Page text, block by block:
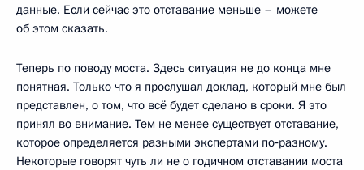
данные. Если сейчас это отставание меньше – можете
об этом сказать.
Теперь по поводу моста. Здесь ситуация не до конца мне
понятная. Только что я прослушал доклад, который мне был
представлен, о том, что всё будет сделано в сроки. Я это
принял во внимание. Тем не менее существует отставание,
которое определяется разными экспертами по‑разному.
Некоторые говорят чуть ли не о годичном отставании моста